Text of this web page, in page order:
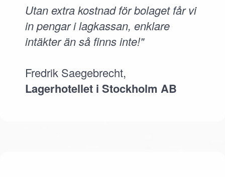
Utan extra kostnad för bolaget får vi
in pengar i lagkassan, enklare
intäkter än så finns inte!"
Fredrik Saegebrecht,
Lagerhotellet i Stockholm AB